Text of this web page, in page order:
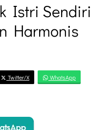
Istri Sendiri
Harmonis
Twitter/X WhatsApp